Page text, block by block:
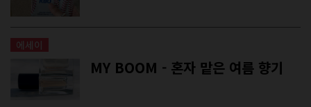
에세이
MY BOOM - 혼자 맡은 여름 향기